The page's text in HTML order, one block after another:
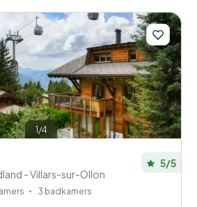
je gezelschap
1/4
- Villars-sur-Ollon
5/5
3 badkamers